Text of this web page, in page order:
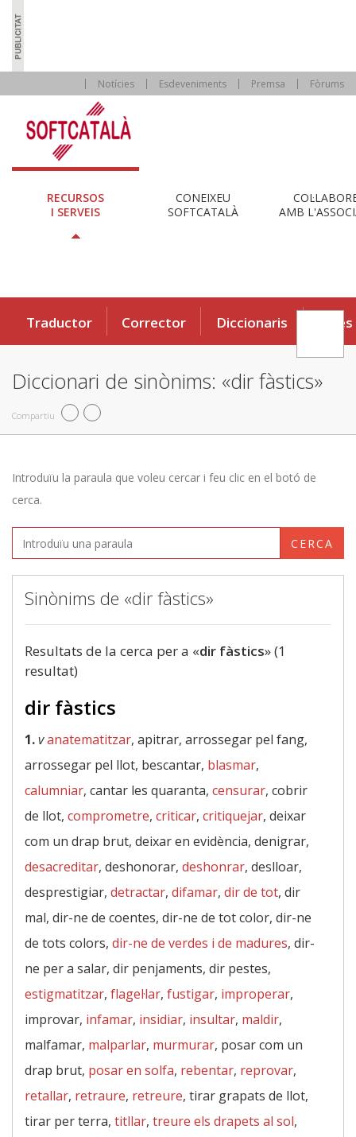
Notícies Esdeveniments Premsa Fòrums
RECURSOS
I SERVEIS
CONEIXEU
SOFTCATALÀ
AMB
Traductor Corrector Diccionaris Eines
Diccionari de sinònims: «dir fàstics»
Compartiu
Introduïu la paraula que voleu cercar i feu clic en el botó de
cerca.
CERCA
Sinònims de «dir fàstics»
Resultats de la cerca per a «dir fàstics» (1
resultat)
dir fàstics
1.vanatematitzar, apitrar, arrossegar pel fang,
arrossegar pel llot, bescantar, blasmar,
calumniar, cantar les quaranta, censurar, cobrir
de llot, comprometre, criticar, critiquejar, deixar
com un drap brut, deixar en evidència, denigrar,
desacreditar, deshonorar, deshonrar, deslloar,
desprestigiar, detractar, difamar, dir de tot, dir
mal, dir-ne de coentes, dir-ne de tot color, dir-ne
de tots colors, dir-ne de verdes i de madures, dir-
ne per a salar, dir penjaments, dir pestes,
estigmatitzar, flagel·lar, fustigar, improperar,
improvar, infamar, insidiar, insultar, maldir,
malfamar, malparlar, murmurar, posar com un
drap brut, posar en solfa, rebentar, reprovar,
retallar, retraure, retreure, tirar grapats de llot,
tirar per terra, titllar, treure els drapets al sol,